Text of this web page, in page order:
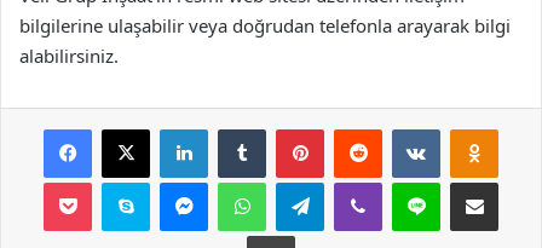
bilgilerine ulaşabilir veya doğrudan telefonla arayarak bilgi
alabilirsiniz.
Facebook
X LinkedInTumblr PinterestReddit VKontakte
Pocket Skype MessengerWhatsAppTelegramViber Line E-Posta ile
Yazdır